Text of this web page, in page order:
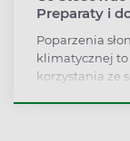
Preparaty i
Poparzenia
klimatycznej
korzystania ze